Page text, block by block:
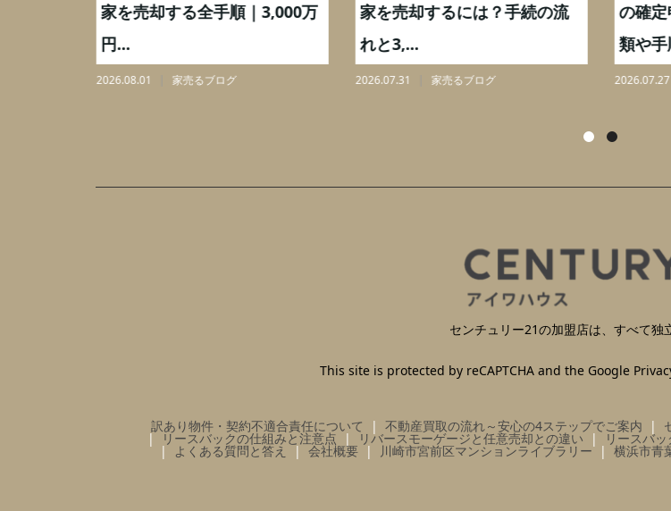
家を売却する全手順｜3,000万
円...
2026.08.01 家売るブログ
家を売却するには？手続の流
れと3,...
2026.07.31 家売るブログ
の確
類や手
2026.07.27
センチュリー21の加盟店は、すべて独
This site is protected by reCAPTCHA and the Google
訳あり物件・契約不適合責任について 不動産買取の流れ～安心の4ステップでご案内
リースバックの仕組みと注意点 リバースモーゲージと任意売却との違い リースバ
よくある質問と答え 会社概要 川崎市宮前区マンションライブラリー 横浜市青